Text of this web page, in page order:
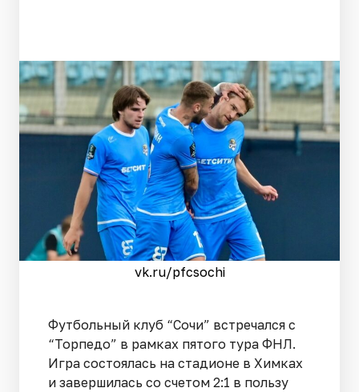
vk.ru/pfcsochi
Футбольный клуб “Сочи” встречался с
“Торпедо” в рамках пятого тура ФНЛ.
Игра состоялась на стадионе в Химках
и завершилась со счетом 2:1 в пользу